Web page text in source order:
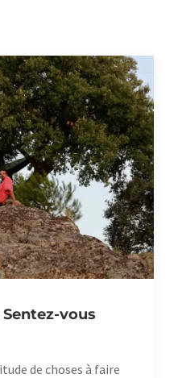
vous
de choses à faire